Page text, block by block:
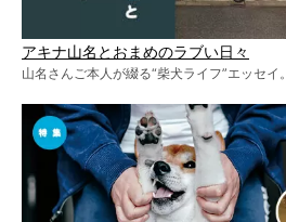
アキナ山名とおまめのラブい日々
山名さんご本人が綴る“柴犬ライフ”エッセイ。